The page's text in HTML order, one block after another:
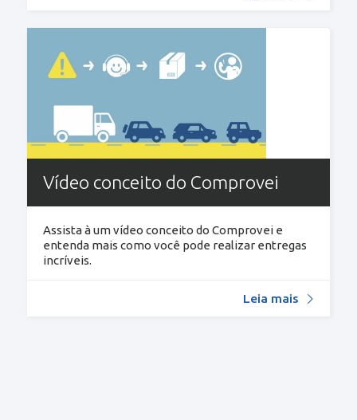
Vídeo conceito do Comprovei
Assista à um vídeo conceito do Comprovei e
entenda mais como você pode realizar entregas
incríveis.
Leia mais